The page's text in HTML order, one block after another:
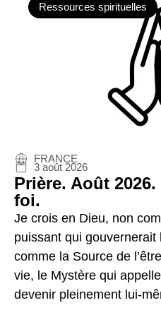
Ressources spirituelles
FRANCE
3 août 2026
Prière. Août
foi.
Je crois en Dieu, non
puissant qui gouvernerait
comme la Source de
vie, le Mystère qui
devenir pleinement lui-